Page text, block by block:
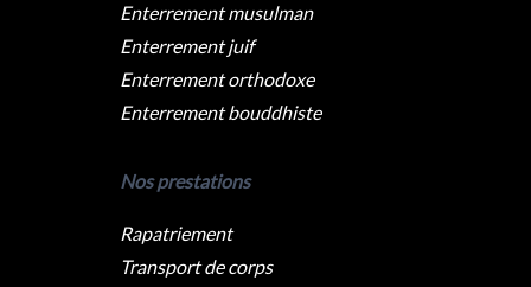
Enterrement musulman
Enterrement juif
Enterrement orthodoxe
Enterrement bouddhiste
Nos prestations
Rapatriement
Transport de corps